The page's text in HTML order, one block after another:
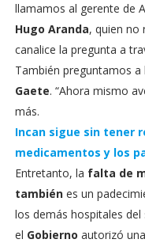
llamamos al gerente de
Hugo Aranda, quien no
canalice la pregunta a
También preguntamos a
Gaete. “Ahora mismo
más.
Incan sigue sin tener
medicamentos y los
Entretanto, la falta de
tambiénes un
los demás hospitales del
el Gobierno autorizó una